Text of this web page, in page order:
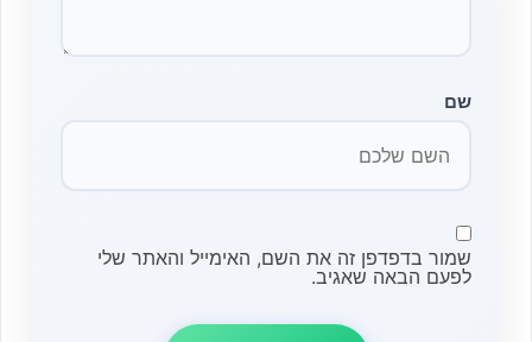
שם
שמור בדפדפן זה את השם, האימייל והאתר שלי
לפעם הבאה שאגיב.